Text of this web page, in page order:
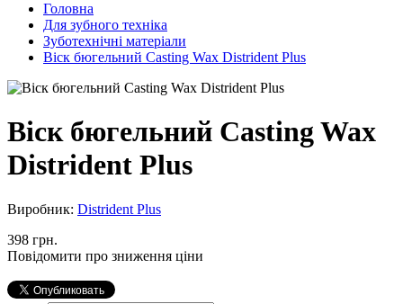
Головна
Для зубного техніка
Зуботехнічні матеріали
Віск бюгельний Casting Wax Distrident Plus
Віск бюгельний Casting Wax
Distrident Plus
Виробник: Distrident Plus
398 грн.
Повідомити про зниження ціни